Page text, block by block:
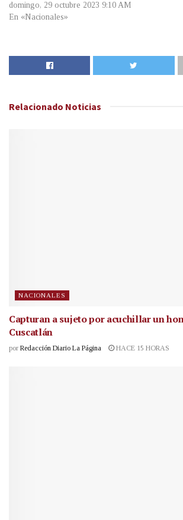
domingo, 29 octubre 2023 9:10 AM
En «Nacionales»
Relacionado Noticias
NACIONALES
Capturan a sujeto por acuchillar un
Cuscatlán
por Redacción Diario La Página HACE 15 HORAS